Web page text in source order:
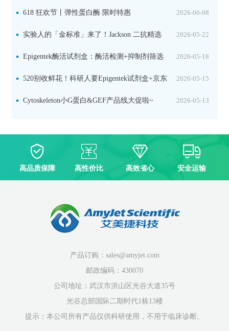
品线放价啦！ 2026-06-08
618 狂欢节丨弹性蛋白酶 限时特惠
2026-05-22
实验人的「金标准」来了！Jackson 二抗精选
限时一口价，手慢无！ 2026-05-18
Epigentek酶活试剂盒：酶活检测+抑制剂筛选
双赋能，下单即赠京东卡 2026-05-15
520别收鲜花！科研人要Epigentek试剂盒+京东
卡！ 2026-05-13
Cytoskeleton小G蛋白&GEF产品线大促啦~
高品质保障 高性价比 高效省心 安全运输
产品订购：sales@amyjet.com
邮政编码：430070
公司地址：武汉市洪山区光谷大道35号
光谷总部国际二期时代1栋13楼
提示：本公司所有产品仅供科研使用，不用于临床诊断。